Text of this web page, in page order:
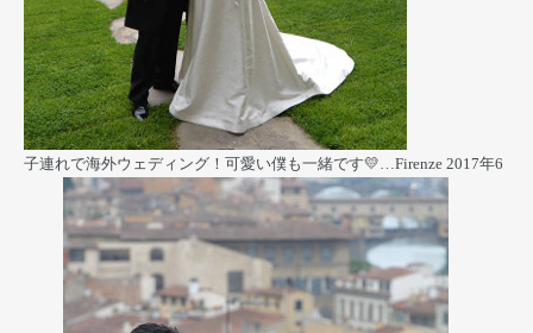
子連れで海外ウェディング！可愛い僕も一緒です💛…Firenze 2017年6